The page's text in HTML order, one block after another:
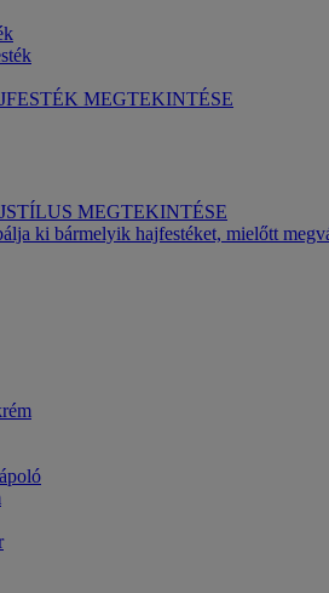
MEGTEKINTÉSE
MEGTEKINTÉSE
ki bármelyik hajfestéket, mielőtt